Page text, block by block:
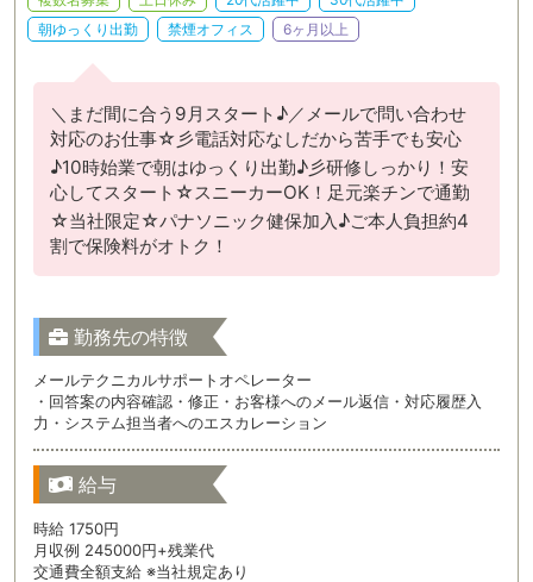
朝ゆっくり出勤
禁煙オフィス 6ヶ月以上
＼まだ間に合う9月スタート♪／メールで問い合わせ
対応のお仕事☆彡電話対応なしだから苦手でも安心
♪10時始業で朝はゆっくり出勤♪彡研修しっかり！安
心してスタート☆スニーカーOK！足元楽チンで通勤
☆当社限定☆パナソニック健保加入♪ご本人負担約4
割で保険料がオトク！
勤務先の特徴
メールテクニカルサポートオペレーター
・回答案の内容確認・修正・お客様へのメール返信・対応履歴入
力・システム担当者へのエスカレーション
給与
時給 1750円
月収例 245000円+残業代
交通費全額支給 ※当社規定あり